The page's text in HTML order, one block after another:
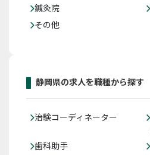
鍼灸院
その他
静岡県の求人を職種から探す
治験コーディネーター
歯科助手